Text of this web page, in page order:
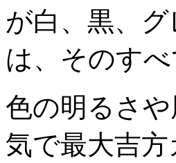
が白、黒、
は、そのす
色の明るさ
気で最大吉